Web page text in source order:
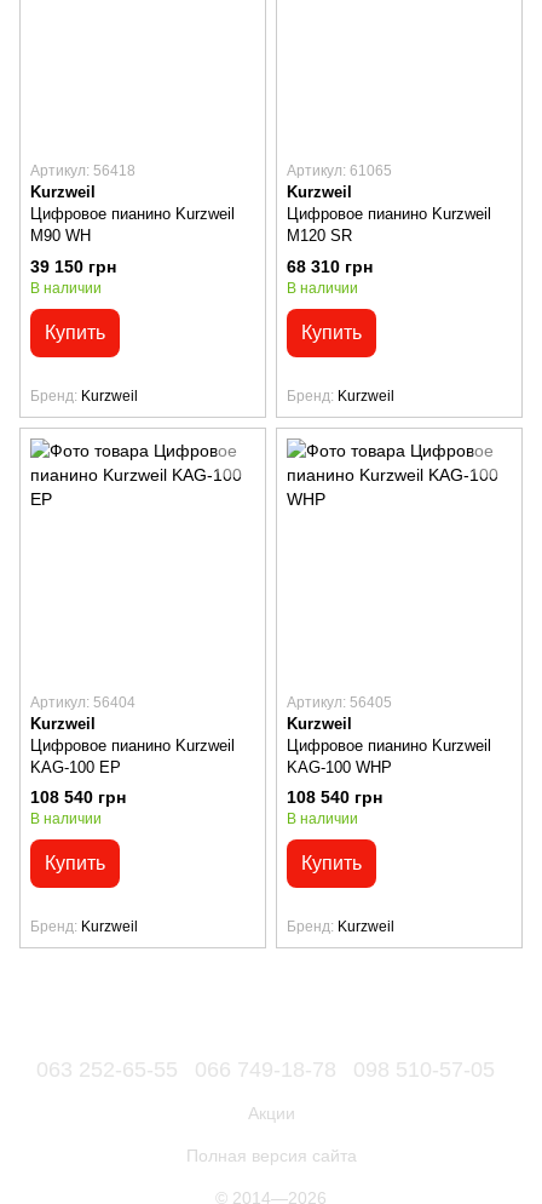
Артикул: 56418
Kurzweil
Цифровое пианино Kurzweil
M90 WH
39 150 грн
В наличии
Купить
Бренд Kurzweil
Артикул: 61065
Kurzweil
Цифровое пианино Kurzweil
M120 SR
68 310 грн
В наличии
Купить
Бренд Kurzweil
Артикул: 56404
Kurzweil
Цифровое пианино Kurzweil
KAG-100 EP
108 540 грн
В наличии
Купить
Бренд Kurzweil
Артикул: 56405
Kurzweil
Цифровое пианино Kurzweil
KAG-100 WHP
108 540 грн
В наличии
Купить
Бренд Kurzweil
063 252-65-55 066 749-18-78 098 510-57-05
Акции
Полная версия сайта
© 2014—2026